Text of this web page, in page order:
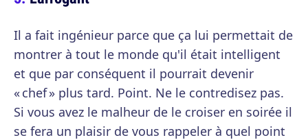
Il a fait ingénieur parce que ça lui permettait de
montrer à tout le monde qu'il était intelligent
et que par conséquent il pourrait devenir
« chef » plus tard. Point. Ne le contredisez pas.
Si vous avez le malheur de le croiser en soirée il
se fera un plaisir de vous rappeler à quel point